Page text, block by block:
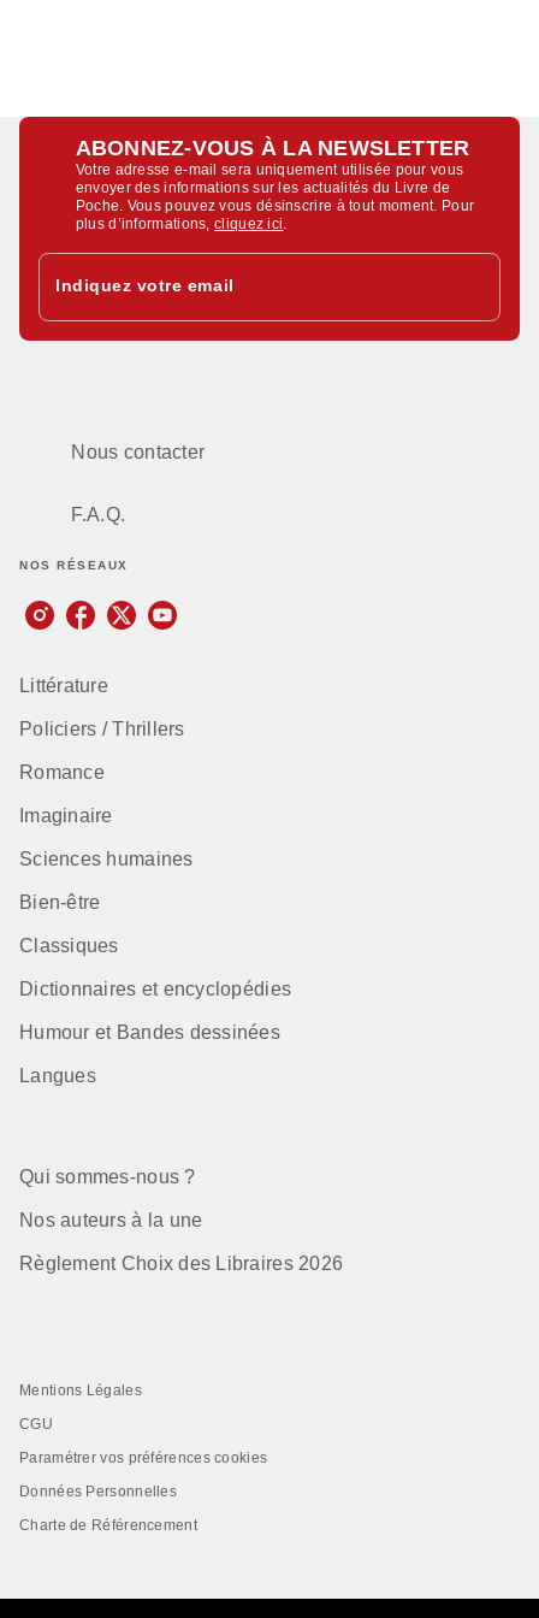
ABONNEZ-VOUS À LA NEWSLETTER
Votre adresse e-mail sera uniquement utilisée pour vous
envoyer des informations sur les actualités du Livre de
Poche. Vous pouvez vous désinscrire à tout moment. Pour
plus d’informations,cliquez ici
Indiquez votre email
Nous contacter
F.A.Q.
NOS RÉSEAUX
Littérature
Policiers / Thrillers
Romance
Imaginaire
Sciences humaines
Bien-être
Classiques
Dictionnaires et encyclopédies
Humour et Bandes dessinées
Langues
Qui sommes-nous ?
Nos auteurs à la une
Règlement Choix des Libraires 2026
Mentions Légales
CGU
Paramétrer vos préférences cookies
Données Personnelles
Charte de Référencement